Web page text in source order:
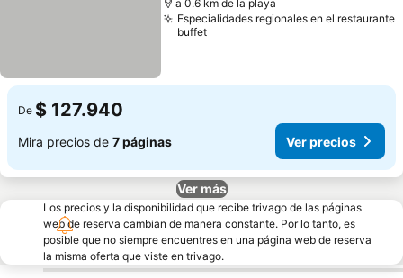
a 0.6 km de la playa
Especialidades regionales en el restaurante
buffet
De $ 127.940
Mira precios de 7 páginas Ver precios
Ver más
Los precios y la disponibilidad que recibe trivago de las páginas
web de reserva cambian de manera constante. Por lo tanto, es
posible que no siempre encuentres en una página web de reserva
la misma oferta que viste en trivago.